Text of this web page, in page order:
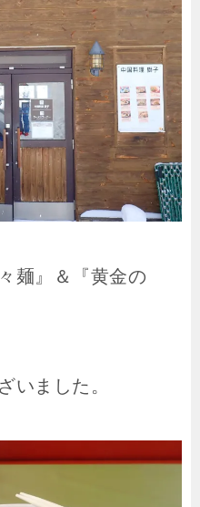
麺』＆『黄金の
いました。